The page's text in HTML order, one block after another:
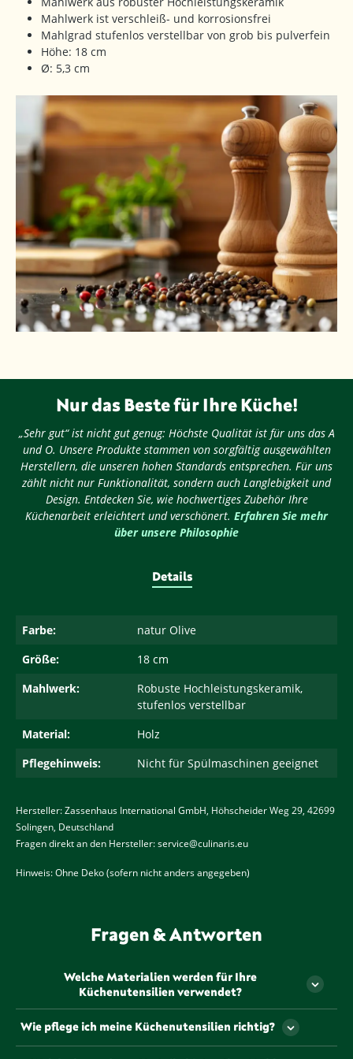
Mahlwerk ist verschleiß- und korrosionsfrei
Mahlgrad stufenlos verstellbar von grob bis pulverfein
Höhe: 18 cm
Ø: 5,3 cm
Nur das Beste für Ihre Küche!
„Sehr gut“ ist nicht gut genug: Höchste Qualität ist für uns das A
und O. Unsere Produkte stammen von sorgfältig ausgewählten
Herstellern, die unseren hohen Standards entsprechen. Für uns
zählt nicht nur Funktionalität, sondern auch Langlebigkeit und
Design. Entdecken Sie, wie hochwertiges Zubehör Ihre
Küchenarbeit erleichtert und verschönert. Erfahren Sie mehr
über unsere Philosophie
Details
Farbe:
natur Olive
Größe:
18 cm
Mahlwerk:
Robuste Hochleistungskeramik,
stufenlos verstellbar
Material:
Holz
Pflegehinweis:
Nicht für Spülmaschinen geeignet
Hersteller: Zassenhaus International GmbH, Höhscheider Weg 29, 42699
Solingen, Deutschland
Fragen direkt an den Hersteller:service@culinaris.eu
Hinweis: Ohne Deko (sofern nicht anders angegeben)
Fragen & Antworten
Welche Materialien werden für Ihre
Küchenutensilien verwendet?
Unsere Küchenutensilien werden aus hochwertigen,
langlebigen Materialien gefertigt, die sorgfältig
ausgewählt wurden, um Ihnen ein optimales
Wie pflege ich meine Küchenutensilien richtig?